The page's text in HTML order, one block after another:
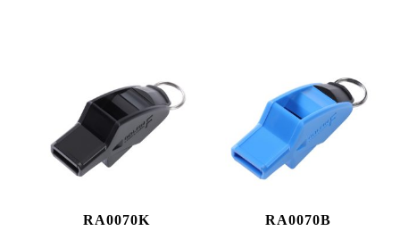
RA0070K
RA0070B